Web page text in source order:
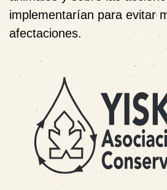
implementarían para evitar
afectaciones.